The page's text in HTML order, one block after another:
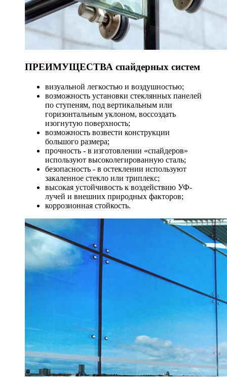
ПРЕИМУЩЕСТВА спайдерных систем
визуальной легкостью и воздушностью;
возможность установки стеклянных панелей
по ступеням, под вертикальным или
горизонтальным уклоном, воссоздать
изогнутую поверхность;
возможность возвести конструкции
большого размера;
прочность - в изготовлении «спайдеров»
используют высоколегированную сталь;
безопасность - в остеклении используют
закаленное стекло или триплекс;
высокая устойчивость к воздействию УФ-
лучей и внешних природных факторов;
коррозионная стойкость.